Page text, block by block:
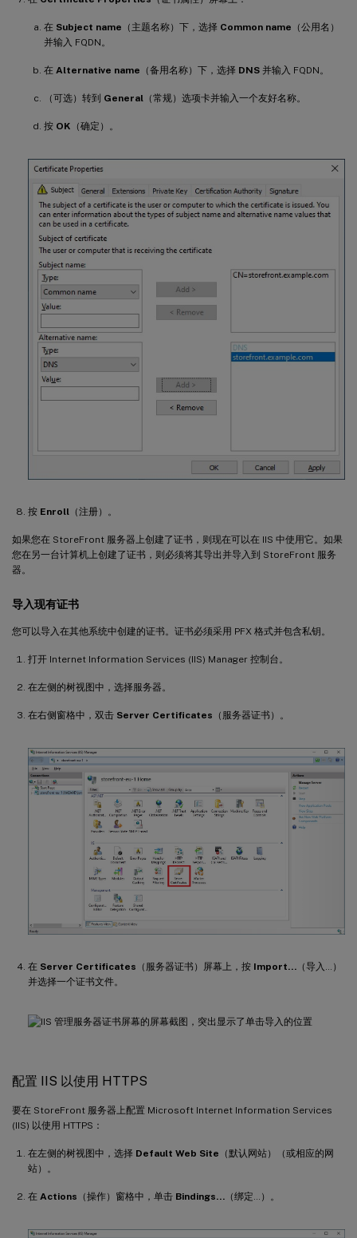
在 Subject name （主题名称）下，选择 Common name （公用名）
并输入 FQDN。
在 Alternative name （备用名称）下，选择 DNS 并输入 FQDN。
（可选）转到 General （常规）选项卡并输入一个友好名称。
按 OK （确定）。
按 Enroll （注册）。
如果您在 StoreFront 服务器上创建了证书，则现在可以在 IIS 中使用它。如果
您在另一台计算机上创建了证书，则必须将其导出并导入到 StoreFront 服务
器。
导入现有证书
您可以导入在其他系统中创建的证书。证书必须采用 PFX 格式并包含私钥。
打开 Internet Information Services (IIS) Manager 控制台。
在左侧的树视图中，选择服务器。
在右侧窗格中，双击 Server Certificates （服务器证书）。
在 Server Certificates （服务器证书）屏幕上，按 Import… （导入…）
并选择一个证书文件。
配置 IIS 以使用 HTTPS
要在 StoreFront 服务器上配置 Microsoft Internet Information Services
(IIS) 以使用 HTTPS：
在左侧的树视图中，选择 Default Web Site （默认网站）（或相应的网
站）。
在 Actions （操作）窗格中，单击 Bindings… （绑定…）。